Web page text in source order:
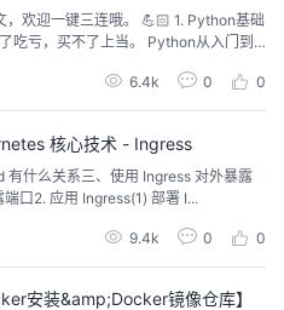
欢迎一键三连哦。 💪🏻 1. Python基础
吃亏，买不了上当。 Python从入门到
6.4k 0 0
核心技术 - Ingress
口2. 应用 Ingress(1) 部署 I...
9.4k 0 0
安装&amp;Docker镜像仓库】